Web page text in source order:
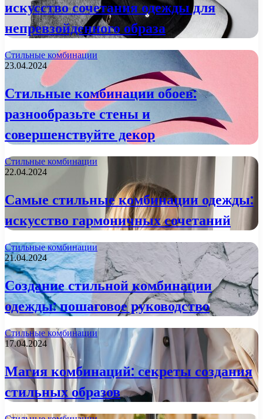
искусство сочетания одежды для
непревзойденного образа
Стильные комбинации
23.04.2024
Стильные комбинации обоев:
разнообразьте стены и
совершенствуйте декор
Стильные комбинации
22.04.2024
Самые стильные комбинации одежды:
искусство гармоничных сочетаний
Стильные комбинации
21.04.2024
Создание стильной комбинации
одежды: пошаговое руководство
Стильные комбинации
17.04.2024
Магия комбинаций: секреты создания
стильных образов